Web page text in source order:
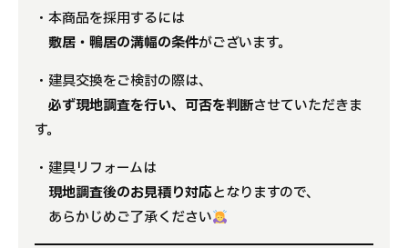
・本商品を採用するには
敷居・鴨居の溝幅の条件がございます。
・建具交換をご検討の際は、
必ず現地調査を行い、可否を判断させていただきま
す。
・建具リフォームは
現地調査後のお見積り対応となりますので、
あらかじめご了承ください